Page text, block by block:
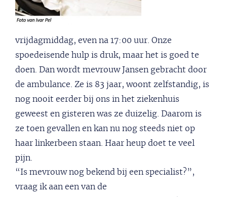
vrijdagmiddag, even na 17:00 uur. Onze
spoedeisende hulp is druk, maar het is goed te
doen. Dan wordt mevrouw Jansen gebracht door
de ambulance. Ze is 83 jaar, woont zelfstandig, is
nog nooit eerder bij ons in het ziekenhuis
geweest en gisteren was ze duizelig. Daarom is
ze toen gevallen en kan nu nog steeds niet op
haar linkerbeen staan. Haar heup doet te veel
pijn.
“Is mevrouw nog bekend bij een specialist?”,
vraag ik aan een van de